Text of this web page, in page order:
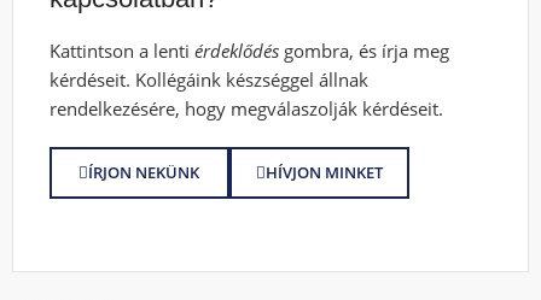
Kattintson a lentiérdeklődés gombra, és írja meg
kérdéseit. Kollégáink készséggel állnak
rendelkezésére, hogy megválaszolják kérdéseit.
ÍRJON NEKÜNK HÍVJON MINKET